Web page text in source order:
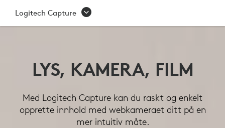
LOGITECH
Logitech Capture
LYS, KAMERA, FILM
Med Logitech Capture kan du raskt og enkelt
opprette innhold med webkameraet ditt på en
mer intuitiv måte.